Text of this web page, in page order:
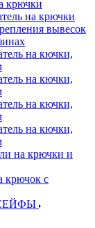
крючки
на крючки
вывесок
на кючки,
на кючки,
на кючки,
на кючки,
на крючки и
крючок с